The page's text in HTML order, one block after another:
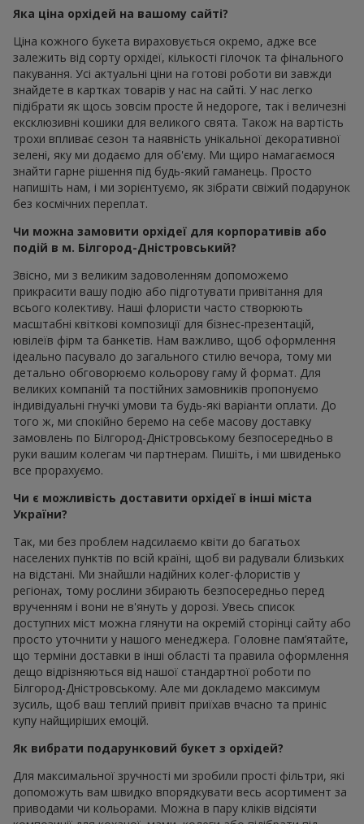
Яка ціна орхідей на вашому сайті?
Ціна кожного букета вираховується окремо, адже все
залежить від сорту орхідеї, кількості гілочок та фінального
пакування. Усі актуальні ціни на готові роботи ви завжди
знайдете в картках товарів у нас на сайті. У нас легко
підібрати як щось зовсім просте й недороге, так і величезні
ексклюзивні кошики для великого свята. Також на вартість
трохи впливає сезон та наявність унікальної декоративної
зелені, яку ми додаємо для об'єму. Ми щиро намагаємося
знайти гарне рішення під будь-який гаманець. Просто
напишіть нам, і ми зорієнтуємо, як зібрати свіжий подарунок
без космічних переплат.
Чи можна замовити орхідеї для корпоративів або
подій в м. Білгород-Дністровський?
Звісно, ми з великим задоволенням допоможемо
прикрасити вашу подію або підготувати привітання для
всього колективу. Наші флористи часто створюють
масштабні квіткові композиції для бізнес-презентацій,
ювілеїв фірм та банкетів. Нам важливо, щоб оформлення
ідеально пасувало до загального стилю вечора, тому ми
детально обговорюємо кольорову гаму й формат. Для
великих компаній та постійних замовників пропонуємо
індивідуальні гнучкі умови та будь-які варіанти оплати. До
того ж, ми спокійно беремо на себе масову доставку
замовлень по Білгород-Дністровському безпосередньо в
руки вашим колегам чи партнерам. Пишіть, і ми швиденько
все прорахуємо.
Чи є можливість доставити орхідеї в інші міста
України?
Так, ми без проблем надсилаємо квіти до багатьох
населених пунктів по всій країні, щоб ви радували близьких
на відстані. Ми знайшли надійних колег-флористів у
регіонах, тому рослини збирають безпосередньо перед
врученням і вони не в'януть у дорозі. Увесь список
доступних міст можна глянути на окремій сторінці сайту або
просто уточнити у нашого менеджера. Головне пам’ятайте,
що терміни доставки в інші області та правила оформлення
дещо відрізняються від нашої стандартної роботи по
Білгород-Дністровському. Але ми докладемо максимум
зусиль, щоб ваш теплий привіт приїхав вчасно та приніс
купу найщиріших емоцій.
Як вибрати подарунковий букет з орхідей?
Для максимальної зручності ми зробили прості фільтри, які
допоможуть вам швидко впорядкувати весь асортимент за
приводами чи кольорами. Можна в пару кліків відсіяти